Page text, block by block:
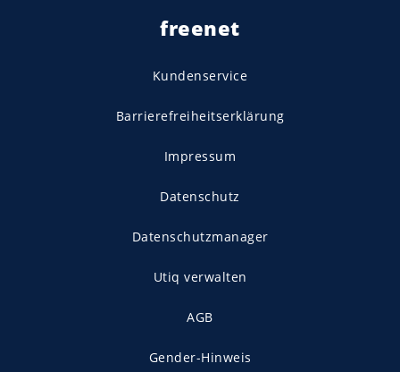
freenet
Kundenservice
Barrierefreiheitserklärung
Impressum
Datenschutz
Datenschutzmanager
Utiq verwalten
AGB
Gender-Hinweis